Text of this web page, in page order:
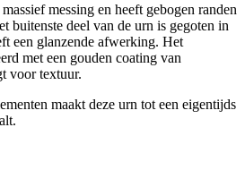
messing en heeft gebogen randen
buitenste deel van de urn is gegoten in
een glanzende afwerking. Het
met een gouden coating van
voor textuur.
maakt deze urn tot een eigentijds